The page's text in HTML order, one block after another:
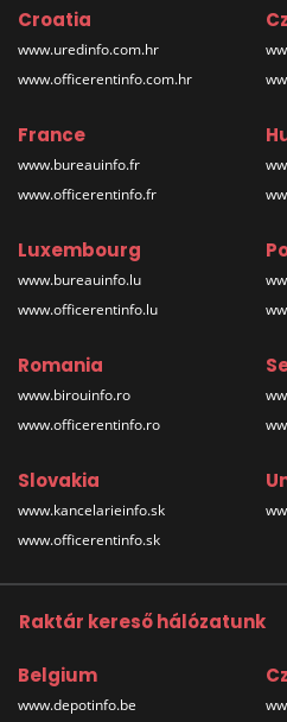
Croatia
www.uredinfo.com.hr
www.officerentinfo.com.hr
France
www.bureauinfo.fr
www.officerentinfo.fr
Luxembourg
www.bureauinfo.lu
www.officerentinfo.lu
Romania
www.birouinfo.ro
www.officerentinfo.ro
Slovakia
www.kancelarieinfo.sk
www.officerentinfo.sk
Raktár kereső hálózatunk
Belgium
www.depotinfo.be